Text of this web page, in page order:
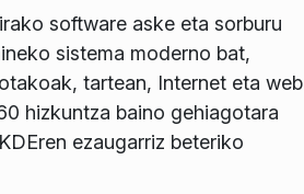
software aske eta sorburu
sistema moderno bat,
tartean, Internet eta web
hizkuntza baino gehiagotara
ezaugarriz beteriko